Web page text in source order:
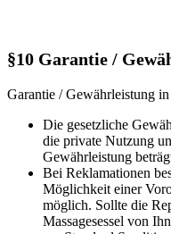
§10 Garantie /
Garantie / Gewährleistung
Die gesetzliche
die private Nutzung
Gewährleistung
Bei Reklamationen
Möglichkeit einer
möglich. Sollte die
Massagesessel von